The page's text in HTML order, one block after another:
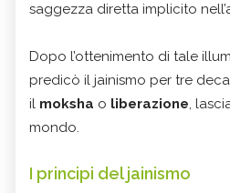
saggezza diretta implicito
Dopo l’ottenimento di tale
predicò il jainismo per tre
il moksha o liberazione,
mondo.
I principi del jainismo